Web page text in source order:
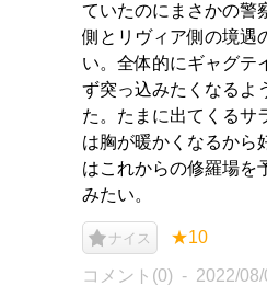
ていたのにまさかの警
側とリヴィア側の境遇
い。全体的にギャグテ
ず突っ込みたくなるよ
た。たまに出てくるサ
は胸が暖かくなるから
はこれからの修羅場を
みたい。
ナイス ★10
コメント(0) 2022/08/